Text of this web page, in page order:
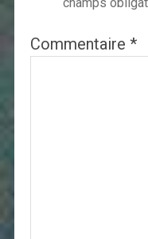
Commentaire *